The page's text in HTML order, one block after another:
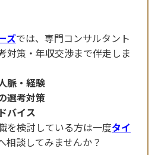
ズでは、専門コンサルタント
対策・年収交渉まで伴走しま
脈・経験
選考対策
バイス
を検討している方は一度タイ
相談してみませんか？